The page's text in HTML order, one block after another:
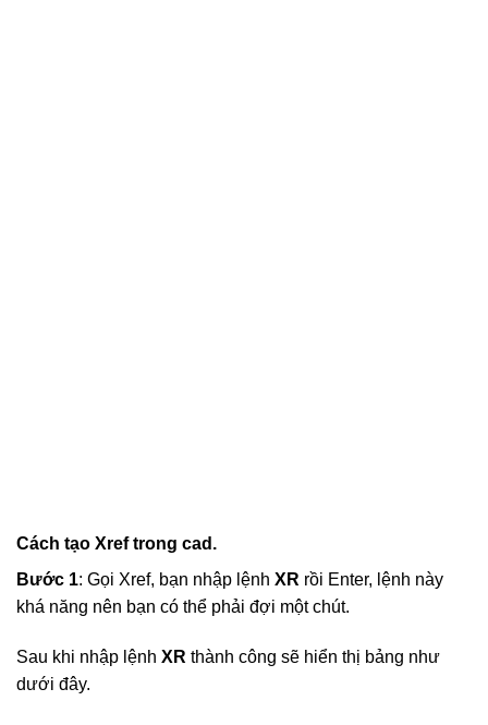
Cách tạo Xref trong cad.
Bước 1: Gọi Xref, bạn nhập lệnh XR rồi Enter, lệnh này
khá năng nên bạn có thể phải đợi một chút.
Sau khi nhập lệnh XR thành công sẽ hiển thị bảng như
dưới đây.